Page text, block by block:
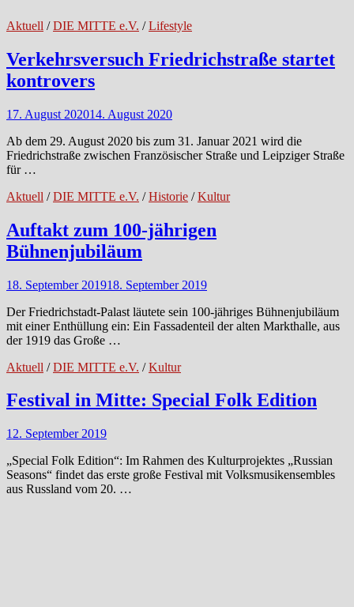
Aktuell /DIE MITTE e.V. /Lifestyle
Verkehrsversuch Friedrichstraße startet
kontrovers
17. August 202014. August 2020
Ab dem 29. August 2020 bis zum 31. Januar 2021 wird die
Friedrichstraße zwischen Französischer Straße und Leipziger Straße
für …
Aktuell /DIE MITTE e.V. /Historie /Kultur
Auftakt zum 100-jährigen
Bühnenjubiläum
18. September 201918. September 2019
Der Friedrichstadt-Palast läutete sein 100-jähriges Bühnenjubiläum
mit einer Enthüllung ein: Ein Fassadenteil der alten Markthalle, aus
der 1919 das Große …
Aktuell /DIE MITTE e.V. /Kultur
Festival in Mitte: Special Folk Edition
12. September 2019
„Special Folk Edition“: Im Rahmen des Kulturprojektes „Russian
Seasons“ findet das erste große Festival mit Volksmusikensembles
aus Russland vom 20. …